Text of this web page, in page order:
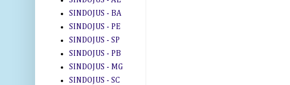
SINDOJUS - BA
SINDOJUS - PE
SINDOJUS - SP
SINDOJUS - PB
SINDOJUS - MG
SINDOJUS - SC